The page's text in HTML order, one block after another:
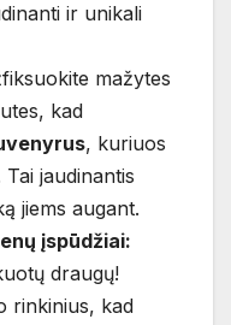
ir unikali
mažytes
kad
, kuriuos
jaudinantis
jiems augant.
įspūdžiai:
draugų!
rinkinius, kad